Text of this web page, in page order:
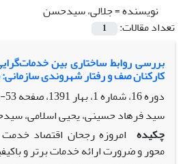
نویسنده =جلالی، سیدحسن
تعداد مقالات:
1
بررسی روابط ساختاری بین
کارکنان صف و رفتار شهروندی
دوره 16، شماره 1، بهار 1391، صفحه
53-72
سید فرهاد حسینی، یحیی اسلامی،
چکیده امروزه رجحان اقتصاد
محور و ضرورت ارائه خدمات برتر و